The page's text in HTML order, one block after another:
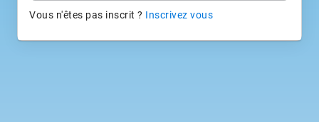
Vous n'êtes pas inscrit ? Inscrivez vous